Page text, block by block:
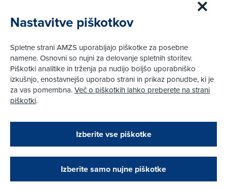
Zapri
Podarjamo vam 10 €!
Obstoječi in novi AMZS člani, ki boste v AMZS
opravili registracijo vozila, boste prejeli
vrednostno darilno kartico z dobroimetjem v višini
Prvi pogled
Za volanom
Tehnika
Pravni vidiki
Piškotki
Pravno obvestilo
Pri spletni včlanitvi so podprta naslednja plačilna sredstva:
Nastavitve piškotkov
Spletne strani AMZS uporabljajo piškotke za posebne
namene. Osnovni so nujni za delovanje spletnih storitev.
Piškotki analitike in trženja pa nudijo boljšo uporabniško
izkušnjo, enostavnejšo uporabo strani in prikaz ponudbe, ki je
za vas pomembna.Več o piškotkih lahko preberete na strani
piškotki.
Izberite vse piškotke
Izberite samo nujne piškotke